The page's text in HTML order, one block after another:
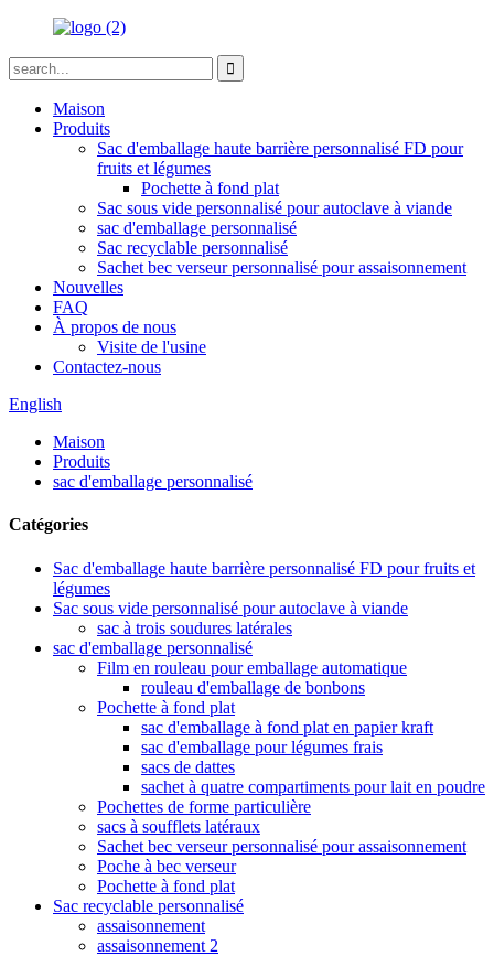
Maison
Produits
Sac d'emballage haute barrière personnalisé FD pour
fruits et légumes
Pochette à fond plat
Sac sous vide personnalisé pour autoclave à viande
sac d'emballage personnalisé
Sac recyclable personnalisé
Sachet bec verseur personnalisé pour assaisonnement
Nouvelles
FAQ
À propos de nous
Visite de l'usine
Contactez-nous
English
Maison
Produits
sac d'emballage personnalisé
Catégories
Sac d'emballage haute barrière personnalisé FD pour fruits et
légumes
Sac sous vide personnalisé pour autoclave à viande
sac à trois soudures latérales
sac d'emballage personnalisé
Film en rouleau pour emballage automatique
rouleau d'emballage de bonbons
Pochette à fond plat
sac d'emballage à fond plat en papier kraft
sac d'emballage pour légumes frais
sacs de dattes
sachet à quatre compartiments pour lait en poudre
Pochettes de forme particulière
sacs à soufflets latéraux
Sachet bec verseur personnalisé pour assaisonnement
Poche à bec verseur
Pochette à fond plat
Sac recyclable personnalisé
assaisonnement
assaisonnement 2